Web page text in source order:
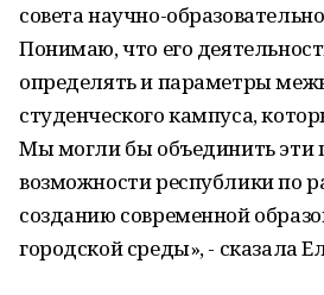
совета научно-
Понимаю, что его
определять и параметры
студенческого кампуса,
Мы могли бы объединить эти
возможности республики по
созданию современной
городской среды», - сказала